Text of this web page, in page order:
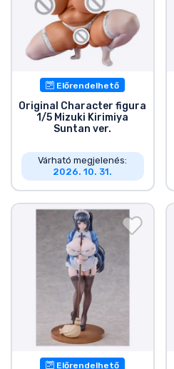
Előrendelhető
Original Character figura
1/5 Mizuki Kirimiya
Suntan ver.
Várható megjelenés:
2026. 10. 31.
Előrendelhető